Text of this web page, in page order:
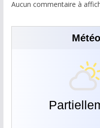
Aucun commentaire à